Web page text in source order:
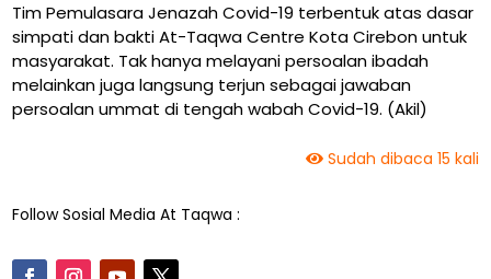
Tim Pemulasara Jenazah Covid-19 terbentuk atas dasar
simpati dan bakti At-Taqwa Centre Kota Cirebon untuk
masyarakat. Tak hanya melayani persoalan ibadah
melainkan juga langsung terjun sebagai jawaban
persoalan ummat di tengah wabah Covid-19. (Akil)
Sudah dibaca 15 kali
Follow Sosial Media At Taqwa :